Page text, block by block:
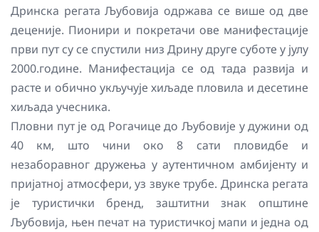
Дринска регата Љубовија одржава се више од две
деценије. Пионири и покретачи ове манифестације
први пут су се спустили низ Дрину друге суботе у јулу
2000.године. Манифестација се од тада развија и
расте и обично укључује хиљаде пловила и десетине
хиљада учесника.
Пловни пут је од Рогачице до Љубовије у дужини од
40 км, што чини око 8 сати пловидбе и
незаборавног дружења у аутентичном амбијенту и
пријатној атмосфери, уз звуке трубе. Дринска регата
је туристички бренд, заштитни знак општине
Љубовија, њен печат на туристичкој мапи и једна од